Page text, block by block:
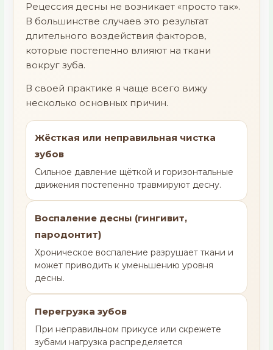
Рецессия десны не возникает «просто так».
В большинстве случаев это результат
длительного воздействия факторов,
которые постепенно влияют на ткани
вокруг зуба.
В своей практике я чаще всего вижу
несколько основных причин.
Жёсткая или неправильная чистка
зубов
Сильное давление щёткой и горизонтальные
движения постепенно травмируют десну.
Воспаление десны (гингивит,
пародонтит)
Хроническое воспаление разрушает ткани и
может приводить к уменьшению уровня
десны.
Перегрузка зубов
При неправильном прикусе или скрежете
зубами нагрузка распределяется